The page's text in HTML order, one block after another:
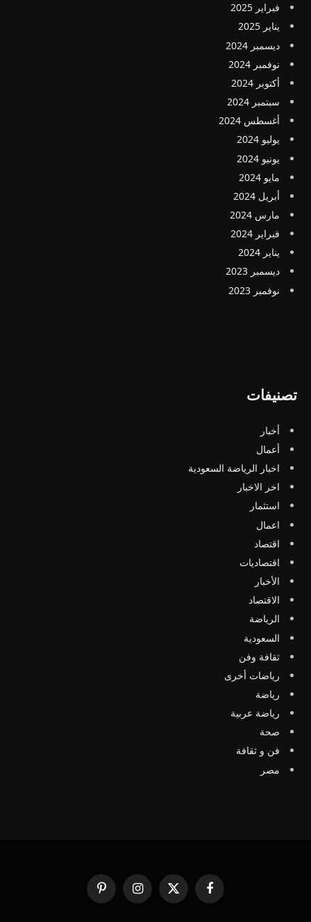
فبراير 2025
يناير 2025
ديسمبر 2024
نوفمبر 2024
أكتوبر 2024
سبتمبر 2024
أغسطس 2024
يوليو 2024
يونيو 2024
مايو 2024
أبريل 2024
مارس 2024
فبراير 2024
يناير 2024
ديسمبر 2023
نوفمبر 2023
تصنيفات
أخبار
أعمال
اخبار الرياضة السعودية
اخر الاخبار
استثمار
اعمال
اقتصاد
اقتصاديات
الأخبار
الاقتصاد
الرياضة
السعودية
ثقافة وفن
رياضات أخرى
رياضة
رياضة عربية
صحة
فن و ثقافة
مصر
فيسبوك
X
(Twitter)
الانستغرامبينتيريست